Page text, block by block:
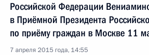
Российской Федерации
в Приёмной Президента
по приёму граждан в Москве 11
7 апреля 2015 года, 14:55